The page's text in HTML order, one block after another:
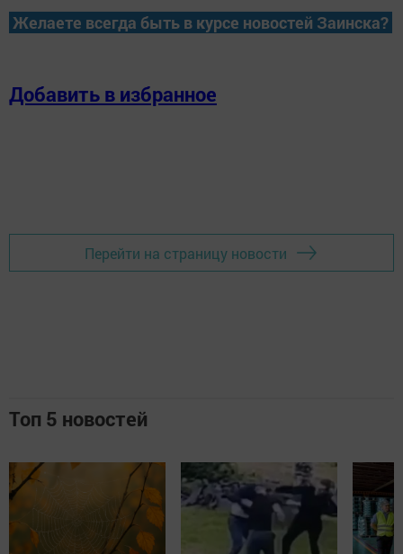
Желаете всегда быть в курсе новостей Заинска?
Добавить в избранное
Перейти на страницу новости
Топ 5 новостей